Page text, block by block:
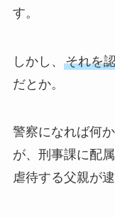
す。
しかし、 それを
だとか。
警察になれば何
が、刑事課に配
虐待する父親が